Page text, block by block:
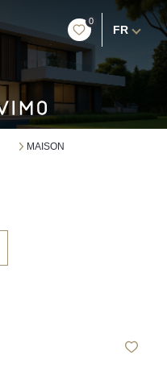
0
FR
MAISON